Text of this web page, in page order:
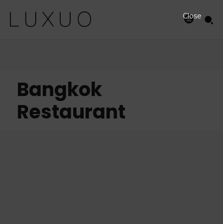
Bangkok
Restaurant
Close